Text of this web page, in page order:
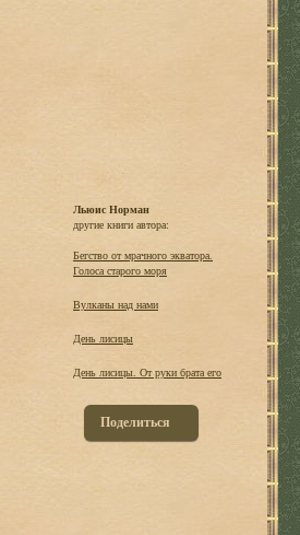
Льюис Норман
другие книги автора:
Бегство от мрачного экватора.
Голоса старого моря
Вулканы над нами
День лисицы
День лисицы. От руки брата его
Поделиться